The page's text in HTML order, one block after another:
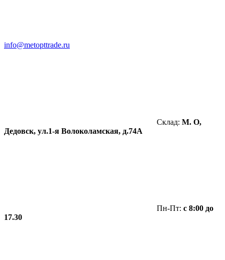
info@metopttrade.ru
Склад: М. О,
Дедовск, ул.1-я Волоколамская, д.74А
Пн-Пт: с 8:00 до
17.30